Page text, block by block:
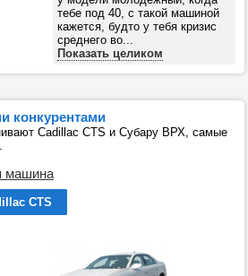
тебе под 40, с такой машиной
кажется, будто у тебя кризис
среднего во...
Показать целиком
конкурентами
Cadillac CTS и Субару ВРХ, самые
машина
CTS